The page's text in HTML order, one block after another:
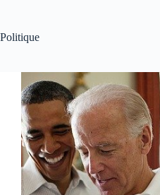
Politique